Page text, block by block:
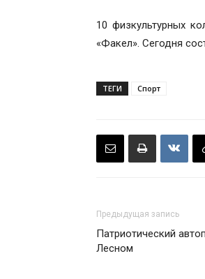
10 физкультурных
«Факел». Сегодня
ТЕГИ Спорт
Предыдущая запись
Патриотический
Лесном